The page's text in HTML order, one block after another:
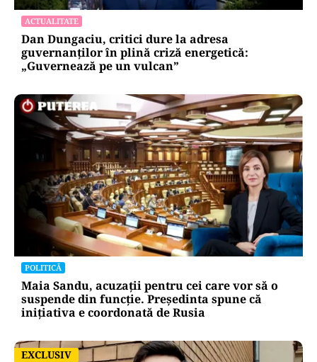
ACTUALITATE
Dan Dungaciu, critici dure la adresa
guvernanților în plină criză energetică:
„Guvernează pe un vulcan”
POLITICĂ
Maia Sandu, acuzații pentru cei care vor să o
suspende din funcție. Președinta spune că
inițiativa e coordonată de Rusia
EXCLUSIV
EXCLUSIV